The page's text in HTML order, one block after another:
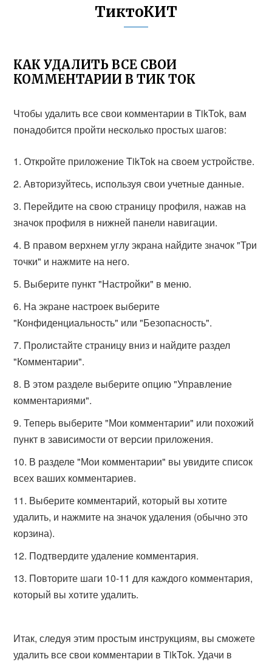
ТиктоКИТ
КАК УДАЛИТЬ ВСЕ СВОИ
КОММЕНТАРИИ В ТИК ТОК
Чтобы удалить все свои комментарии в TikTok, вам
понадобится пройти несколько простых шагов:
Откройте приложение TikTok на своем устройстве.
Авторизуйтесь, используя свои учетные данные.
Перейдите на свою страницу профиля, нажав на
значок профиля в нижней панели навигации.
В правом верхнем углу экрана найдите значок "Три
точки" и нажмите на него.
Выберите пункт "Настройки" в меню.
На экране настроек выберите
"Конфиденциальность" или "Безопасность".
Пролистайте страницу вниз и найдите раздел
"Комментарии".
В этом разделе выберите опцию "Управление
комментариями".
Теперь выберите "Мои комментарии" или похожий
пункт в зависимости от версии приложения.
В разделе "Мои комментарии" вы увидите список
всех ваших комментариев.
Выберите комментарий, который вы хотите
удалить, и нажмите на значок удаления (обычно это
корзина).
Подтвердите удаление комментария.
Повторите шаги 10-11 для каждого комментария,
который вы хотите удалить.
Итак, следуя этим простым инструкциям, вы сможете
удалить все свои комментарии в TikTok. Удачи в